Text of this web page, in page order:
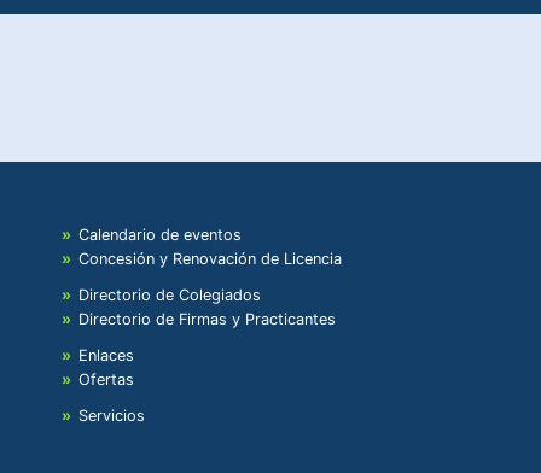
Calendario de eventos
Concesión y Renovación de Licencia
Directorio de Colegiados
Directorio de Firmas y Practicantes
Enlaces
Ofertas
Servicios